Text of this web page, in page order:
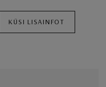
KÜSI LISAINFOT